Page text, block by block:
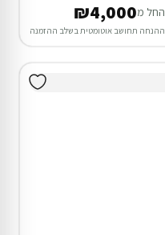
החל מ₪4,000
ההנחה תחושב אוטומטית בשלב ההזמנה